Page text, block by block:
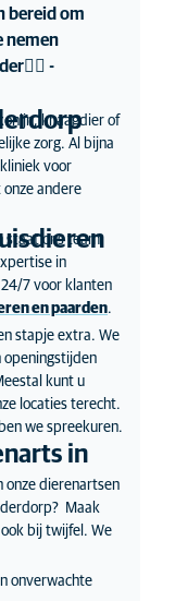
bereid om
nemen
-
knaagdier of
zorg. Al bijna
voor
onze andere
staat ons team
in
7 voor klanten
en paarden.
stapje extra. We
openingstijden
kunt u
locaties terecht.
we spreekuren.
in
onze dierenartsen
Maak
bij twijfel. We
onverwachte